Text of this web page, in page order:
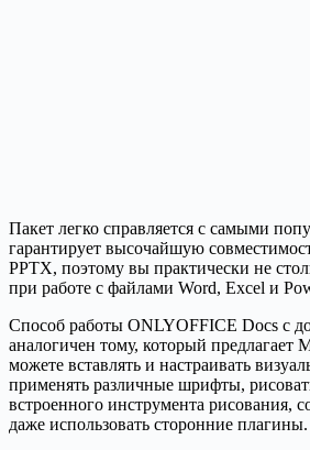
Пакет легко справляется с самыми
гарантирует высочайшую
PPTX, поэтому вы практически не
при работе с файлами Word, Excel и
Способ работы ONLYOFFICE Docs с
аналогичен тому, который предлагает
можете вставлять и настраивать
применять различные шрифты,
встроенного инструмента рисования,
даже использовать сторонние плагины.